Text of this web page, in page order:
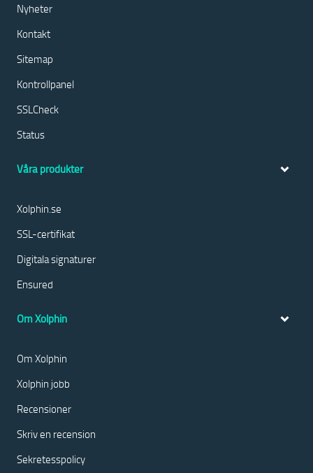
Nyheter
Kontakt
Sitemap
Kontrollpanel
SSLCheck
Status
Våra produkter
Xolphin.se
SSL-certifikat
Digitala signaturer
Ensured
Om Xolphin
Om Xolphin
Xolphin jobb
Recensioner
Skriv en recension
Sekretesspolicy